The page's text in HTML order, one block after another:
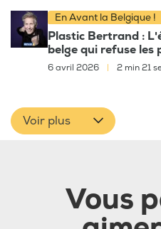
En Avant la Belgique !
Plastic Bertrand :
belge qui refuse les
6 avril 2026 2 min 21
Voir plus
Vous